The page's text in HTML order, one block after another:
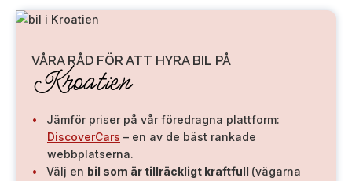
VÅRA RÅD FÖR ATT HYRA BIL PÅ
Kroatien
Jämför priser på vår föredragna plattform:
DiscoverCars – en av de bäst rankade
webbplatserna.
Välj en bil som är tillräckligt kraftfull (vägarna